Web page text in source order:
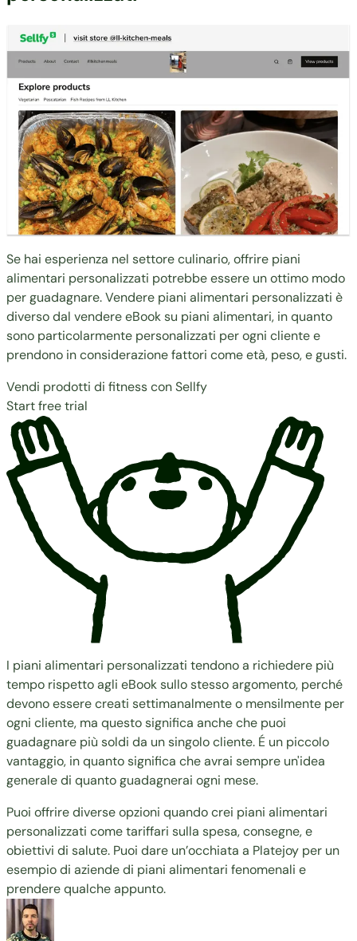
Se hai esperienza nel settore culinario, offrire piani
alimentari personalizzati potrebbe essere un ottimo modo
per guadagnare. Vendere piani alimentari personalizzati è
diverso dal vendere eBook su piani alimentari, in quanto
sono particolarmente personalizzati per ogni cliente e
prendono in considerazione fattori come età, peso, e gusti.
Vendi prodotti di fitness con Sellfy
Start free trial
I piani alimentari personalizzati tendono a richiedere più
tempo rispetto agli eBook sullo stesso argomento, perché
devono essere creati settimanalmente o mensilmente per
ogni cliente, ma questo significa anche che puoi
guadagnare più soldi da un singolo cliente. É un piccolo
vantaggio, in quanto significa che avrai sempre un'idea
generale di quanto guadagnerai ogni mese.
Puoi offrire diverse opzioni quando crei piani alimentari
personalizzati come tariffari sulla spesa, consegne, e
obiettivi di salute. Puoi dare un’occhiata a Platejoy per un
esempio di aziende di piani alimentari fenomenali e
prendere qualche appunto.